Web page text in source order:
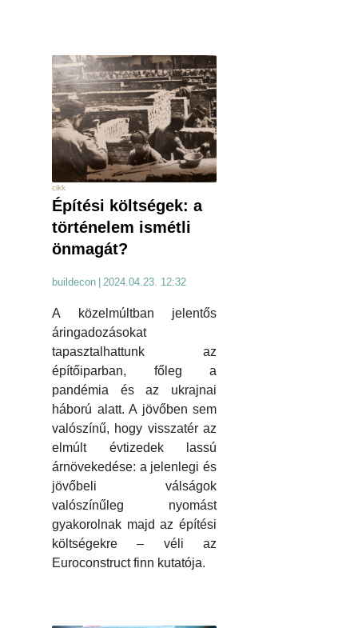
cikk
Építési költségek: a
történelem ismétli
önmagát?
buildecon 2024.04.23. 12:32
A közelmúltban jelentős
áringadozásokat
tapasztalhattunk az
építőiparban, főleg a
pandémia és az ukrajnai
háború alatt. A jövőben sem
valószínű, hogy visszatér az
elmúlt évtizedek lassú
árnövekedése: a jelenlegi és
jövőbeli válságok
valószínűleg nyomást
gyakorolnak majd az építési
költségekre – véli az
Euroconstruct finn kutatója.